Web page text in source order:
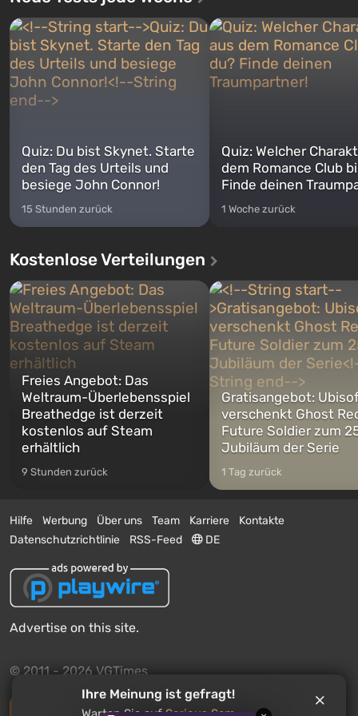
Quiz: Du bist Skynet. Starte
den Tag des Urteils und
besiege John Connor!
15 Stunden zurück
Quiz: Welcher
dem Romance Club
Finde deinen
1 Woche zurück
Kostenlose Verteilungen
Freies Angebot: Das
Weltraum-Überlebensspiel
Breathedge ist derzeit
kostenlos auf Steam
erhältlich
9 Stunden zurück
Gratisangebot:
verschenkt Ghost
Future Soldier zum
Jubiläum der Serie
1 Tag zurück
Hilfe Werbung Über uns Team Karriere
Kontakte
Datenschutzrichtlinie
RSS-Feed DE
Advertise on this site.
© 2011 - 2026 VGTimes
Vollständige Version
Ihre Meinung ist gefragt!